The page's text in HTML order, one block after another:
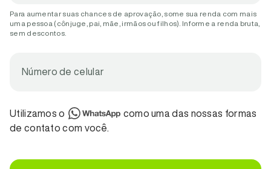
Para aumentar suas chances de aprovação, some sua renda com mais
uma pessoa (cônjuge, pai, mãe, irmãos ou filhos). Informe a renda bruta,
sem descontos.
Número de celular
Utilizamos o
como uma das nossas formas
de contato com você.